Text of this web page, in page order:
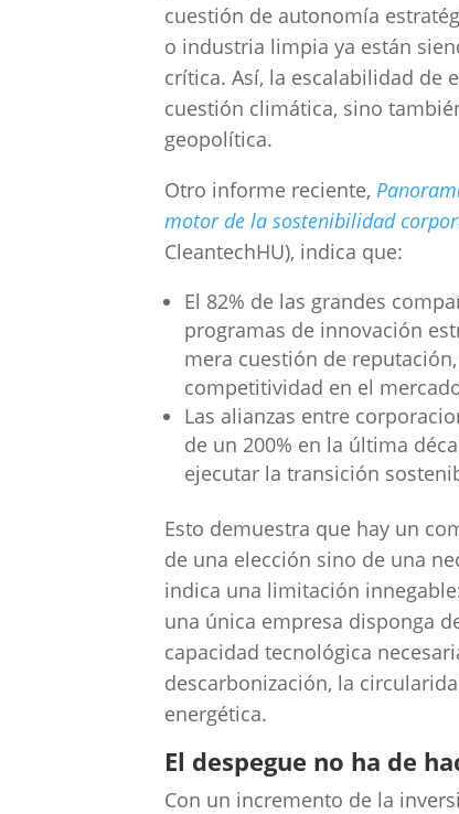
cuestión de autonomía
o industria limpia ya están
crítica. Así, la escalabilidad de
cuestión climática, sino
geopolítica.
Otro informe reciente,
motor de la sostenibilidad
CleantechHU), indica que:
El 82% de las grandes
programas de innovación
mera cuestión de
competitividad en el
Las alianzas entre
de un 200% en la última
ejecutar la transición
Esto demuestra que hay un
de una elección sino de una
indica una limitación
una única empresa disponga
capacidad tecnológica
descarbonización, la
energética.
El despegue no ha de
Con un incremento de la